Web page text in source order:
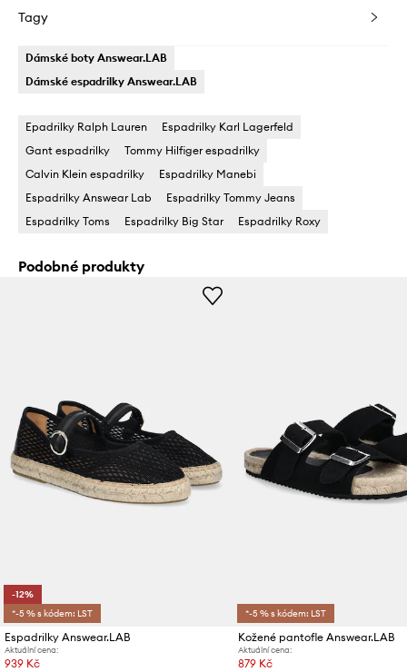
Tagy
Dámské boty Answear.LAB
Dámské espadrilky Answear.LAB
Epadrilky Ralph Lauren
Espadrilky Karl Lagerfeld
Gant espadrilky
Tommy Hilfiger espadrilky
Calvin Klein espadrilky
Espadrilky Manebi
Espadrilky Answear Lab
Espadrilky Tommy Jeans
Espadrilky Toms
Espadrilky Big Star Espadrilky Roxy
Podobné produkty
-12%
*-5 % s kódem: LST
Espadrilky Answear.LAB
Aktuální cena:
939 Kč
*-5 % s kódem: LST
Kožené pantofle Answear.LAB
Aktuální cena:
879 Kč